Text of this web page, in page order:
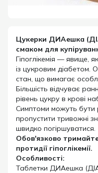
Цукерки ДИАешка
смаком для
Гіпоглікемія — явище,
із цукровим діабетом.
стан, що вимагає
Більшість відчуває
рівень цукру в крові
Симптоми можуть бути
пропустити тривожні
швидко погіршуватися.
Обов'язково
протидії гіпоглікемії.
Особливості:
Таблетки ДИАешка